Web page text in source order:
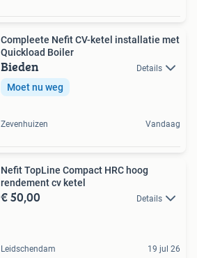
Compleete Nefit CV-ketel installatie met
Quickload Boiler
Bieden Details
Moet nu weg
Zevenhuizen Vandaag
Nefit TopLine Compact HRC hoog
rendement cv ketel
€ 50,00 Details
Leidschendam 19 jul 26